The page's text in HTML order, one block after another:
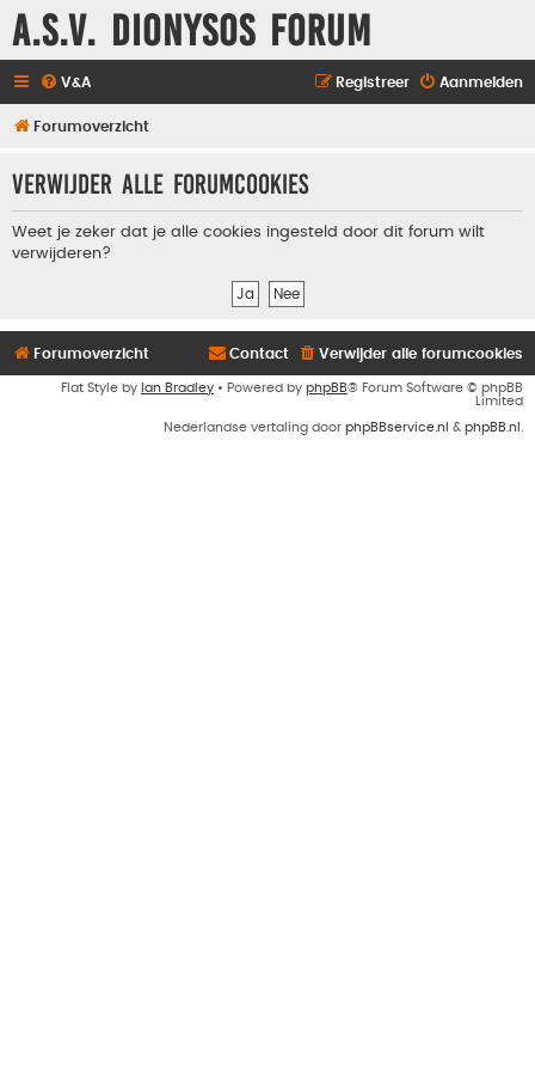
A.S.V. Dionysos Forum
V&A Aanmelden
Registreer
Forumoverzicht
Verwijder alle forumcookies
Weet je zeker dat je alle cookies ingesteld door dit forum wilt
verwijderen?
Forumoverzicht Verwijder alle forumcookies
Contact
Flat Style by Ian Bradley • Powered by phpBB® Forum Software © phpBB
Limited
Nederlandse vertaling door phpBBservice.nl & phpBB.nl